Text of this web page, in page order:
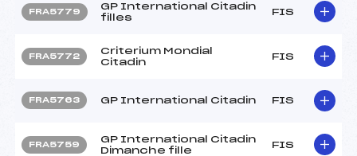
FRA5779
GP International Citadin
filles
FIS
FRA5772
Criterium Mondial
Citadin
FIS
FRA5763 GP International Citadin FIS
FRA5759
GP International Citadin
Dimanche fille
FIS